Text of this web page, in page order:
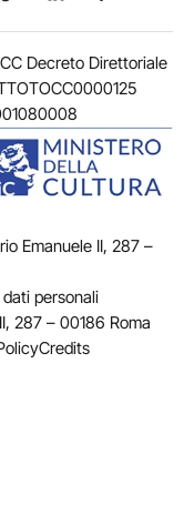
Decreto Direttoriale
Emanuele II, 287 –
personali
287 – 00186 Roma
Credits